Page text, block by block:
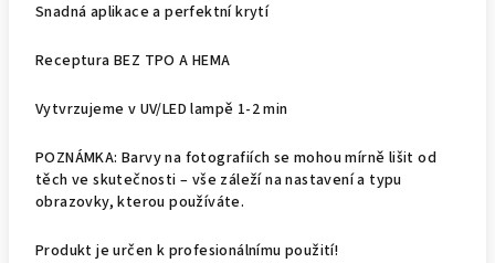
Snadná aplikace a perfektní krytí
Receptura BEZ TPO A HEMA
Vytvrzujeme v UV/LED lampě 1-2 min
POZNÁMKA: Barvy na fotografiích se mohou mírně lišit od
těch ve skutečnosti – vše záleží na nastavení a typu
obrazovky, kterou používáte.
Produkt je určen k profesionálnímu použití!